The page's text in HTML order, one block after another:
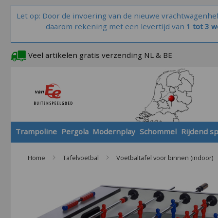
Let op: Door de invoering van de nieuwe
daarom rekening met een levertijd van 1 tot 3
Veel artikelen gratis verzending NL & BE
Trampoline Pergola Modernplay Schommel Rijdend
Home Tafelvoetbal Voetbaltafel voor binnen (indoor)